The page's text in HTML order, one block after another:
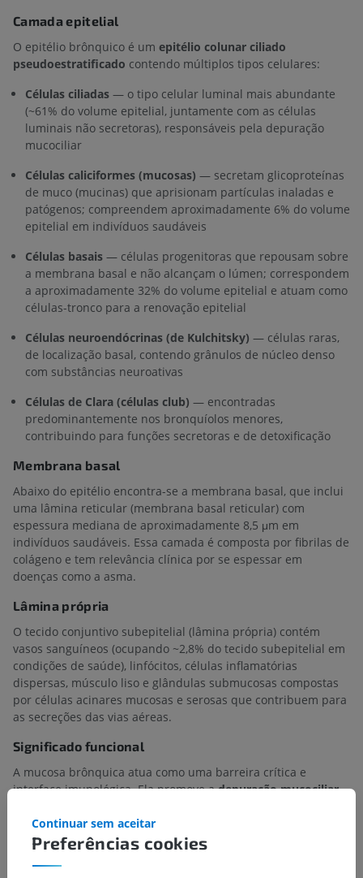
Camada epitelial
O epitélio brônquico é um epitélio colunar ciliado
pseudoestratificado contendo múltiplos tipos celulares:
Células ciliadas — o tipo celular luminal mais abundante
(~61% do volume epitelial, juntamente com as células
luminais não secretoras), responsáveis pela depuração
mucociliar
Células caliciformes (mucosas) — secretam glicoproteínas
de muco (mucinas) que aprisionam partículas inaladas e
patógenos; compreendem aproximadamente 6% do volume
epitelial em indivíduos saudáveis
Células basais — células progenitoras que repousam sobre
a membrana basal e não alcançam o lúmen; correspondem
a aproximadamente 32% do volume epitelial e atuam como
células-tronco para a renovação epitelial
Células neuroendócrinas (de Kulchitsky) — células raras,
de localização basal, contendo grânulos de núcleo denso
com substâncias neuroativas
Células de Clara (células club) — encontradas
predominantemente nos bronquíolos menores,
contribuindo para funções secretoras e de detoxificação
Membrana basal
Abaixo do epitélio encontra-se a membrana basal, que inclui
uma lâmina reticular (membrana basal reticular) com
espessura mediana de aproximadamente 8,5 μm em
indivíduos saudáveis. Essa camada é composta por fibrilas de
colágeno e tem relevância clínica por se espessar em
doenças como a asma.
Lâmina própria
O tecido conjuntivo subepitelial (lâmina própria) contém
vasos sanguíneos (ocupando ~2,8% do tecido subepitelial em
condições de saúde), linfócitos, células inflamatórias
dispersas, músculo liso e glândulas submucosas compostas
por células acinares mucosas e serosas que contribuem para
as secreções das vias aéreas.
Significado funcional
A mucosa brônquica atua como uma barreira crítica e
interface imunológica. Ela promove adepuração mucociliar
substâncias antimicrobianas, e participa ativamente das
respostas imunes inatas e adaptativas por meio da liberação
Preferências cookies
Continuar sem aceitar